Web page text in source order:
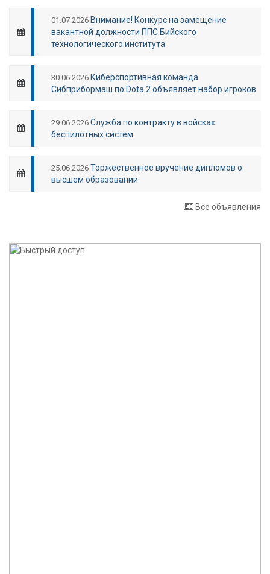
01.07.2026 Внимание! Конкурс на замещение
вакантной должности ППС Бийского
технологического института
30.06.2026 Киберспортивная команда
Сибприбормаш по Dota 2 объявляет набор игроков
29.06.2026 Служба по контракту в войсках
беспилотных систем
25.06.2026 Торжественное вручение дипломов о
высшем образовании
Все объявления